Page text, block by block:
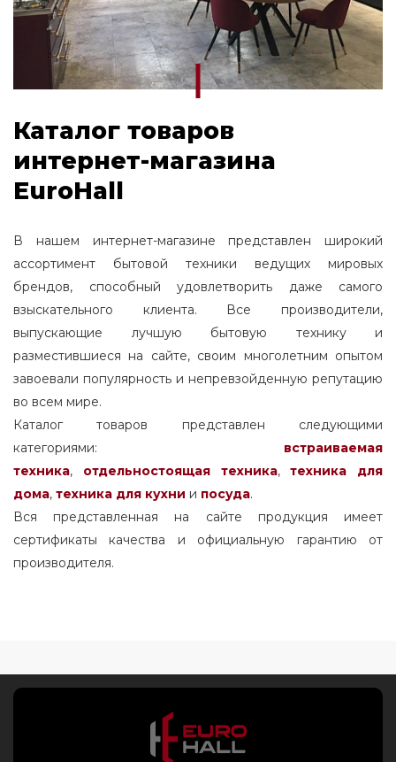
Каталог товаров
интернет-магазина
EuroHall
В нашем интернет-магазине представлен широкий
ассортимент бытовой техники ведущих мировых
брендов, способный удовлетворить даже самого
взыскательного клиента. Все производители,
выпускающие лучшую бытовую технику и
разместившиеся на сайте, своим многолетним опытом
завоевали популярность и непревзойденную репутацию
во всем мире.
Каталог товаров представлен следующими
категориями: встраиваемая
техника, отдельностоящаятехника,
техника для
дома, техника для кухни и посуда.
Вся представленная на сайте продукция имеет
сертификаты качества и официальную гарантию от
производителя.